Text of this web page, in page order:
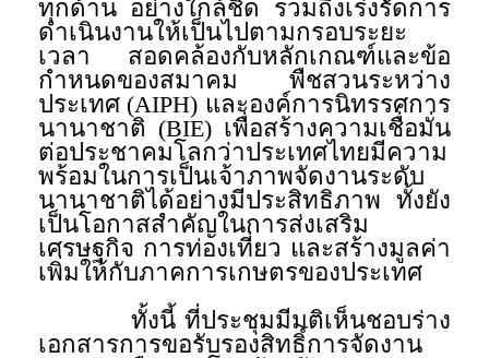
ทุกด้าน อย่างใกล้ชิด รวมถึงเร่งรัดการ
ดำเนินงานให้เป็นไปตามกรอบระยะ
เวลา สอดคล้องกับหลักเกณฑ์และข้อ
กำหนดของสมาคม พืชสวนระหว่าง
ประเทศ (AIPH) และองค์การนิทรรศการ
นานาชาติ (BIE) เพื่อสร้างความเชื่อมั่น
ต่อประชาคมโลกว่าประเทศไทยมีความ
พร้อมในการเป็นเจ้าภาพจัดงานระดับ
นานาชาติได้อย่างมีประสิทธิภาพ ทั้งยัง
เป็นโอกาสสำคัญในการส่งเสริม
เศรษฐกิจ การท่องเที่ยว และสร้างมูลค่า
เพิ่มให้กับภาคการเกษตรของประเทศ
ทั้งนี้ ที่ประชุมมีมติเห็นชอบร่าง
เอกสารการขอรับรองสิทธิ์การจัดงาน